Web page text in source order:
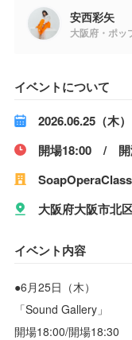
安西彩矢
大阪府・ポッ
イベントについて
2026.06.25（木）
開場18:00 / 開
大阪府大阪市北
イベント内容
●6月25日（木）
「Sound Gallery」
開場18:00/開場18:30